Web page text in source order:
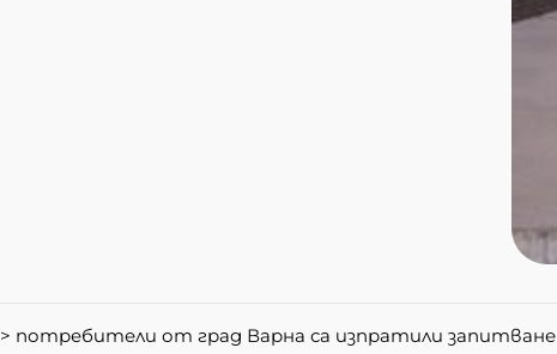
> потребители от град Варна са изпратили запитване